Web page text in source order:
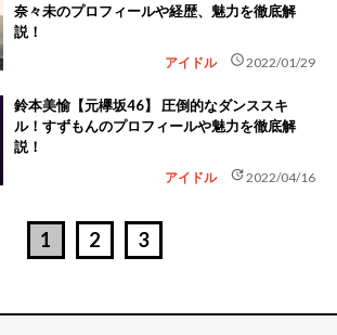
奈々未のプロフィールや経歴、魅力を徹底解
説！
アイドル schedule2022/01/29
鈴本美愉【元欅坂46】 圧倒的なダンススキ
ル！すずもんのプロフィールや魅力を徹底解
説！
アイドル update2022/04/16
1 2 3